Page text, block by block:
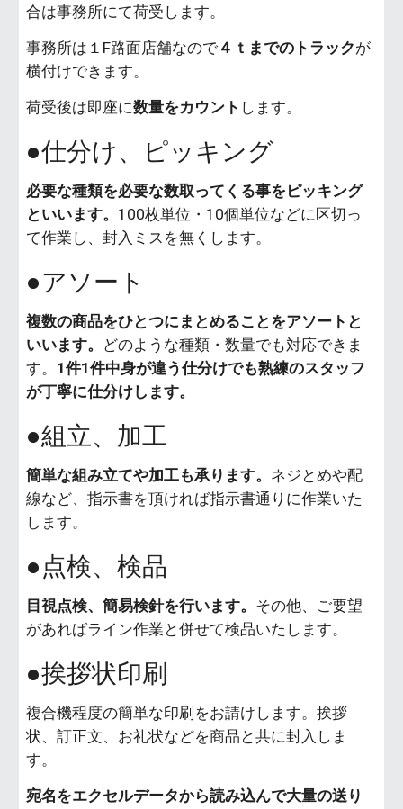
合は事務所にて荷受します。
事務所は１F路面店舗なので ４ｔまでのトラックが
横付けできます。
荷受後は即座に数量をカウント します。
●仕分け、ピッキング
必要な種類を必要な数取ってくる事をピッキング
といいます。 100枚単位・10個単位などに区切っ
て作業し、封入ミスを無くします。
●アソート
複数の商品をひとつにまとめることをアソートと
いいます。 どのような種類・数量でも対応できま
す。 1件1件中身が違う仕分けでも熟練のスタッフ
が丁寧に仕分けします。
●組立、加工
簡単な組み立てや加工も承ります。 ネジとめや配
線など、指示書を頂ければ指示書通りに作業いた
します。
●点検、検品
目視点検、簡易検針を行います。 その他、ご要望
があればライン作業と併せて検品いたします。
●挨拶状印刷
複合機程度の簡単な印刷をお請けします。挨拶
状、訂正文、お礼状などを商品と共に封入しま
す。
宛名をエクセルデータから読み込んで大量の送り